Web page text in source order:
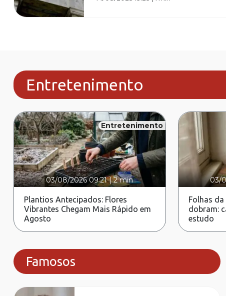
Entretenimento
Entretenimento
03/08/2026 09:21|2 min
Plantios Antecipados: Flores
Vibrantes Chegam Mais Rápido em
Agosto
03/
Folhas
dobram:
estudo
Famosos